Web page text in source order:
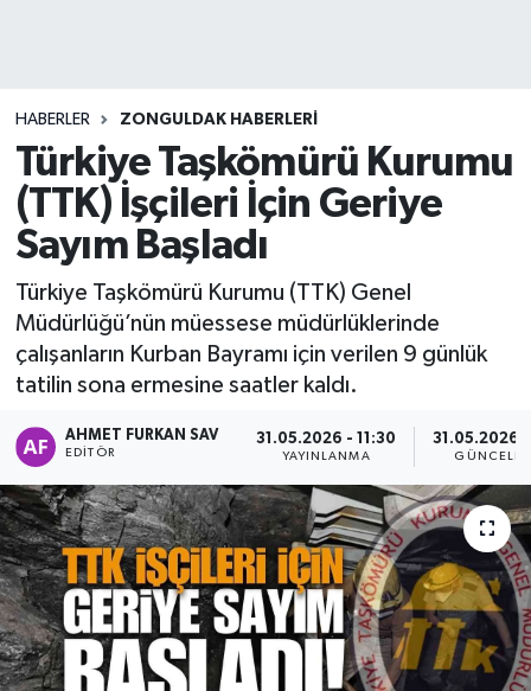
HABERLER ZONGULDAK HABERLERI
Türkiye Taşkömürü Kurumu
(TTK) İşçileri İçin Geriye
Sayım Başladı
Türkiye Taşkömürü Kurumu (TTK) Genel
Müdürlüğü’nün müessese müdürlüklerinde
çalışanların Kurban Bayramı için verilen 9 günlük
tatilin sona ermesine saatler kaldı.
AHMET FURKAN SAV
EDITÖR
31.05.2026 - 11:30
YAYINLANMA
31.05.2026 -
EREĞLİ
GÖKÇEBEY
KARABÜK
KASTAMONU